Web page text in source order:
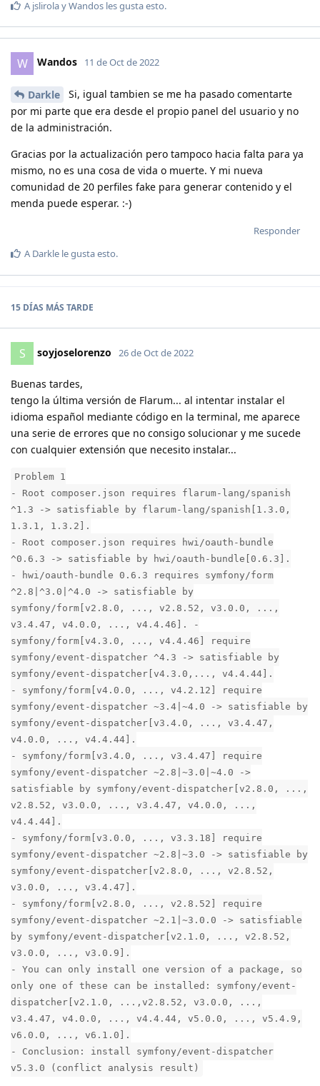
A jslirolayWandos les gusta esto.
W Wandos 11 de Oct de 2022
Darkle
Si, igual tambien se me ha pasado comentarte
por mi parte que era desde el propio panel del usuario y no
de la administración.
Gracias por la actualización pero tampoco hacia falta para ya
mismo, no es una cosa de vida o muerte. Y mi nueva
comunidad de 20 perfiles fake para generar contenido y el
menda puede esperar. :-)
Responder
A Darkle le gusta esto.
15 DÍAS MÁS TARDE
S soyjoselorenzo 26 de Oct de 2022
Buenas tardes,
tengo la última versión de Flarum... al intentar instalar el
idioma español mediante código en la terminal, me aparece
una serie de errores que no consigo solucionar y me sucede
con cualquier extensión que necesito instalar...
Problem 1
- Root composer.json requires flarum-lang/spanish
^1.3 -> satisfiable by flarum-lang/spanish[1.3.0,
1.3.1, 1.3.2].
- Root composer.json requires hwi/oauth-bundle
^0.6.3 -> satisfiable by hwi/oauth-bundle[0.6.3].
- hwi/oauth-bundle 0.6.3 requires symfony/form
^2.8|^3.0|^4.0 -> satisfiable by
symfony/form[v2.8.0, ..., v2.8.52, v3.0.0, ...,
v3.4.47, v4.0.0, ..., v4.4.46]. -
symfony/form[v4.3.0, ..., v4.4.46] require
symfony/event-dispatcher ^4.3 -> satisfiable by
symfony/event-dispatcher[v4.3.0,..., v4.4.44].
- symfony/form[v4.0.0, ..., v4.2.12] require
symfony/event-dispatcher ~3.4|~4.0 -> satisfiable by
symfony/event-dispatcher[v3.4.0, ..., v3.4.47,
v4.0.0, ..., v4.4.44].
- symfony/form[v3.4.0, ..., v3.4.47] require
symfony/event-dispatcher ~2.8|~3.0|~4.0 ->
satisfiable by symfony/event-dispatcher[v2.8.0, ...,
v2.8.52, v3.0.0, ..., v3.4.47, v4.0.0, ...,
v4.4.44].
- symfony/form[v3.0.0, ..., v3.3.18] require
symfony/event-dispatcher ~2.8|~3.0 -> satisfiable by
symfony/event-dispatcher[v2.8.0, ..., v2.8.52,
v3.0.0, ..., v3.4.47].
- symfony/form[v2.8.0, ..., v2.8.52] require
symfony/event-dispatcher ~2.1|~3.0.0 -> satisfiable
by symfony/event-dispatcher[v2.1.0, ..., v2.8.52,
v3.0.0, ..., v3.0.9].
- You can only install one version of a package, so
only one of these can be installed: symfony/event-
dispatcher[v2.1.0, ...,v2.8.52, v3.0.0, ...,
v3.4.47, v4.0.0, ..., v4.4.44, v5.0.0, ..., v5.4.9,
v6.0.0, ..., v6.1.0].
- Conclusion: install symfony/event-dispatcher
v5.3.0 (conflict analysis result)